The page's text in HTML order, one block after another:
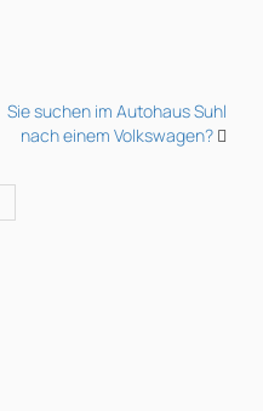
Sie suchen im Autohaus Suhl
nach einem Volkswagen?